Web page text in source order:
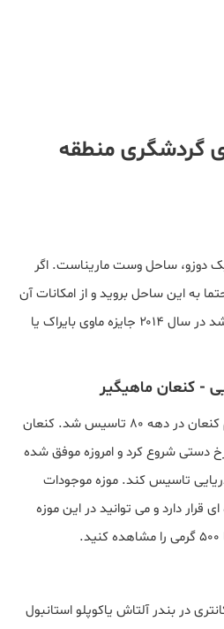
های گردشگری منطقه
دوزو، ساحل وست ماریناست. اگر
به این ساحل بروید و از امکانات آن
لذت ببرید. این ساحل موفق شد در سال ۲۰۱۴ جایزه ماوی بایراک یا
- کنعان ماهیگیر
این موزه توسط شخصی به نام کنعان در دهه ۸۰ تاسیس شد. کنعان
دستی شروع کرد و امروزه موفق شده
تاسیس کند. موزه موجودات
قرار دارد و می توانید در این موزه
کانتری در بندر آلتاش یاکوپلو استانبول